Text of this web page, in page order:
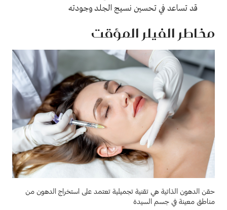
قد تساعد في تحسين نسيج الجلد وجودته
مخاطر الفيلر المؤقت
حقن الدهون الذاتية هي تقنية تجميلية تعتمد على استخراج الدهون من
مناطق معينة في جسم السيدة